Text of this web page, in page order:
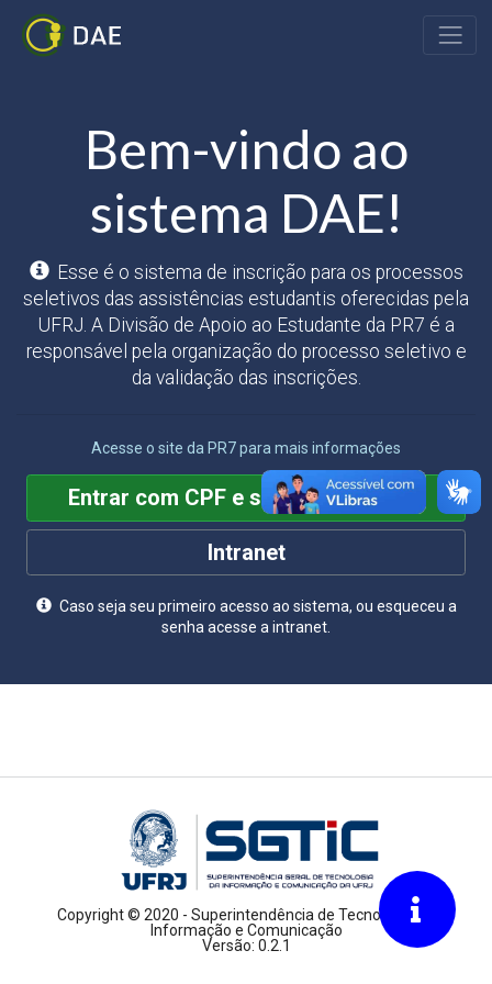
Bem-vindo ao
sistema DAE!
Esse é o sistema de inscrição para os processos
seletivos das assistências estudantis oferecidas pela
UFRJ. A Divisão de Apoio ao Estudante da PR7 é a
responsável pela organização do processo seletivo e
da validação das inscrições.
Acesse o site da PR7 para mais informações
Entrar com CPF e senha da intranet
Intranet
Caso seja seu primeiro acesso ao sistema, ou esqueceu a
senha acesse a intranet.
Copyright © 2020 - Superintendência de Tecnologia da
Informação e Comunicação
Versão: 0.2.1